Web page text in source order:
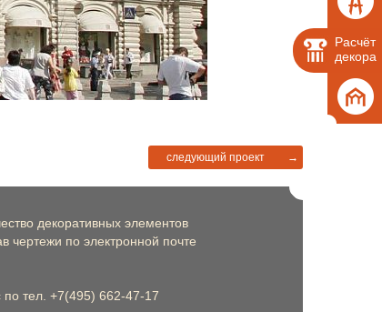
Расчёт
декора
следующий проект →
декоративных элементов
по электронной почте
по тел. +7(495) 662-47-17